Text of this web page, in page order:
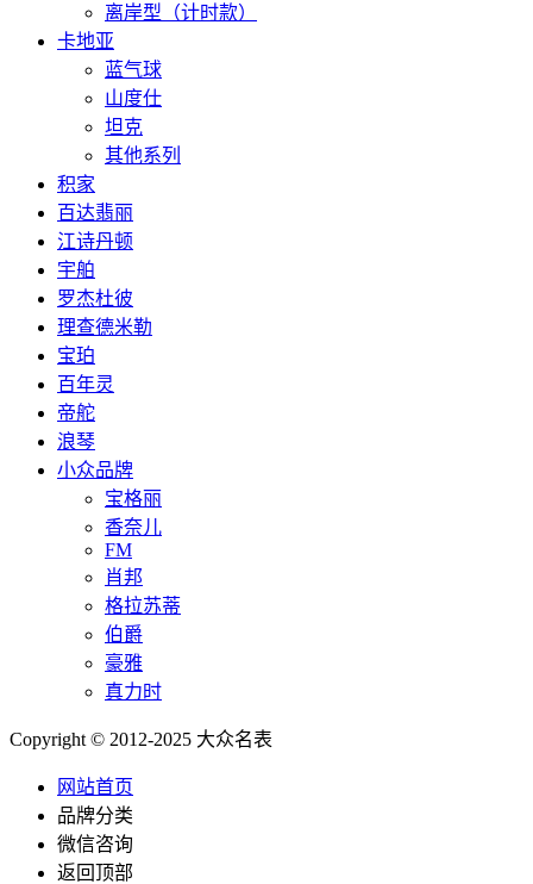
离岸型（计时款）
卡地亚
蓝气球
山度仕
坦克
其他系列
积家
百达翡丽
江诗丹顿
宇舶
罗杰杜彼
理查德米勒
宝珀
百年灵
帝舵
浪琴
小众品牌
宝格丽
香奈儿
FM
肖邦
格拉苏蒂
伯爵
豪雅
真力时
Copyright © 2012-2025 大众名表
网站首页
品牌分类
微信咨询
返回顶部